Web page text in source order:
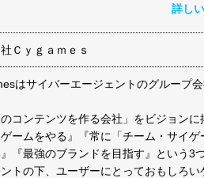
詳し
Ｃｙｇａｍｅｓ
はサイバーエージェントのグループ
のコンテンツを作る会社」をビジョン
ゲームをやる』『常に「チーム・サイ
『最強のブランドを目指す』という3
トの下、ユーザーにとっておもしろい